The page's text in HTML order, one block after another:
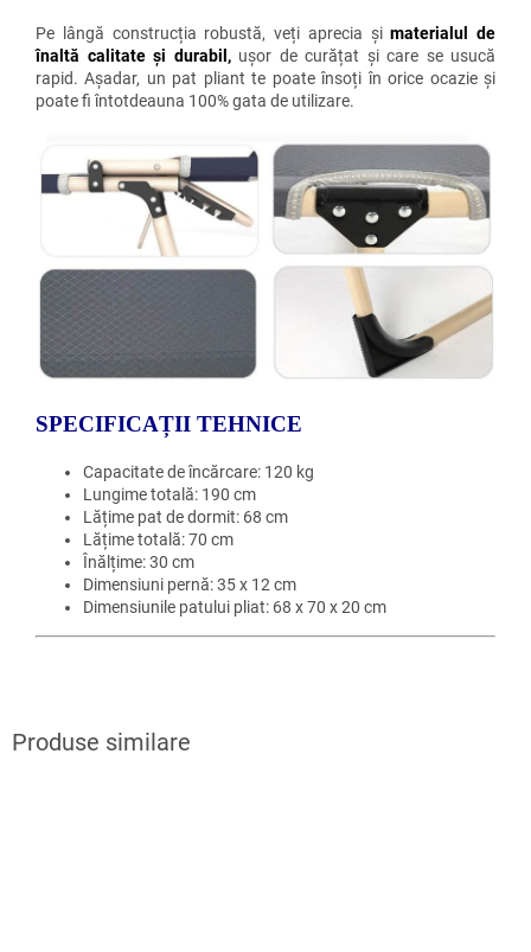
Pe lângă construcția robustă, veți aprecia șimaterialul de
înaltă calitate și durabil,ușor de curățat și care se usucă
rapid. Așadar, un pat pliant te poate însoți în orice ocazie și
poate fi întotdeauna 100% gata de utilizare.
SPECIFICAȚII TEHNICE
Capacitate de încărcare: 120 kg
Lungime totală: 190 cm
Lățime pat de dormit: 68 cm
Lățime totală: 70 cm
Înălțime: 30 cm
Dimensiuni pernă: 35 x 12 cm
Dimensiunile patului pliat: 68 x 70 x 20 cm